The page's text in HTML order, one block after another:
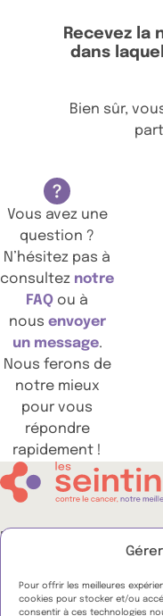
Pour offrir les meilleures
cookies pour stocker et/ou
consentir à ces technologies
Recevez la
dans
Bien sûr,
Vous avez une
question ?
N’hésitez pas à
consultez notre
FAQ ou à
nous envoyer
un message.
Nous ferons de
notre mieux
pour vous
répondre
rapidement !
FAQ
Nous contacter
Nous suivre :